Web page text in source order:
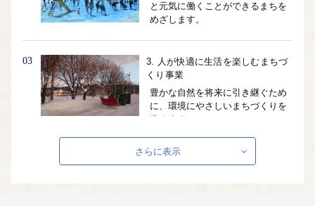
と元気に働くことができるまちを
めざします。
03
3. 人が快適に生活を楽しむまちづ
くり事業
豊かな自然を将来に引き継ぐため
に、環境にやさしいまちづくりを
進めます。
4.人が育つまちづくり事業・人と
さらに表示